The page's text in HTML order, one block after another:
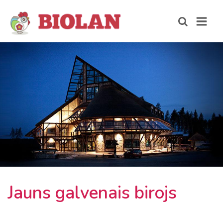
Jauns galvenais birojs